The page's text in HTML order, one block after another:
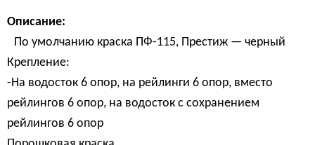
Описание:
По умолчанию краска ПФ-115, Престиж — черный
Крепление:
-На водосток 6 опор, на рейлинги 6 опор, вместо
рейлингов 6 опор, на водосток с сохранением
рейлингов 6 опор